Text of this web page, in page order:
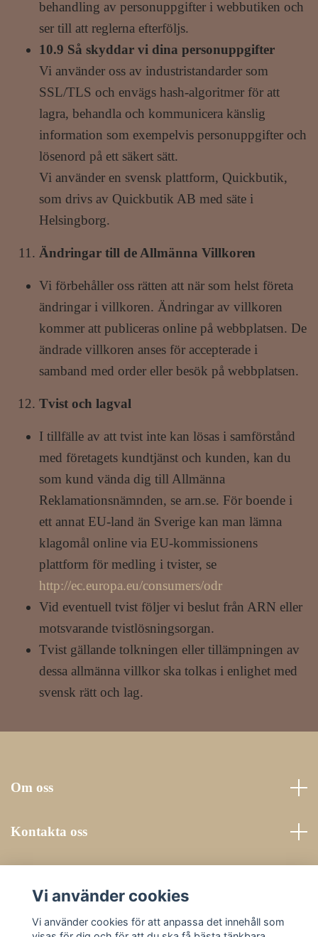
behandling av personuppgifter i webbutiken och
ser till att reglerna efterföljs.
10.9 Så skyddar vi dina personuppgifter
Vi använder oss av industristandarder som
SSL/TLS och envägs hash-algoritmer för att
lagra, behandla och kommunicera känslig
information som exempelvis personuppgifter och
lösenord på ett säkert sätt.
Vi använder en svensk plattform, Quickbutik,
som drivs av Quickbutik AB med säte i
Helsingborg.
Ändringar till de Allmänna Villkoren
Vi förbehåller oss rätten att när som helst företa
ändringar i villkoren. Ändringar av villkoren
kommer att publiceras online på webbplatsen. De
ändrade villkoren anses för accepterade i
samband med order eller besök på webbplatsen.
Tvist och lagval
I tillfälle av att tvist inte kan lösas i samförstånd
med företagets kundtjänst och kunden, kan du
som kund vända dig till Allmänna
Reklamationsnämnden, se arn.se. För boende i
ett annat EU-land än Sverige kan man lämna
klagomål online via EU-kommissionens
plattform för medling i tvister, se
http://ec.europa.eu/consumers/odr
Vid eventuell tvist följer vi beslut från ARN eller
motsvarande tvistlösningsorgan.
Tvist gällande tolkningen eller tillämpningen av
dessa allmänna villkor ska tolkas i enlighet med
svensk rätt och lag.
Om oss
Kontakta oss
Sociala medier
Vi använder cookies
Vi använder cookies för att anpassa det innehåll som